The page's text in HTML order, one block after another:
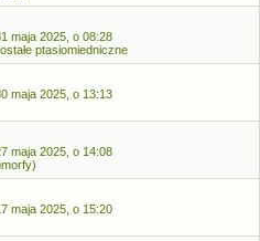
maja 2025, o 08:28
ptasiomiedniczne
maja 2025, o 13:13
maja 2025, o 14:08
maja 2025, o 15:20